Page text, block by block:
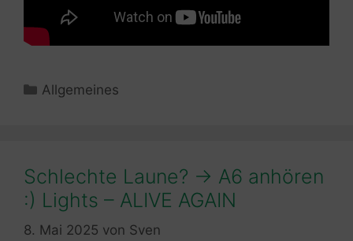
Kategorien
Allgemeines
Schlechte Laune? -> A6 anhören
:) Lights – ALIVE AGAIN
8. Mai 2025 von Sven